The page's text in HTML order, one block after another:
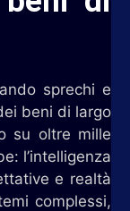
sprechi e
beni di largo
su oltre mille
l’intelligenza
e realtà
complessi,